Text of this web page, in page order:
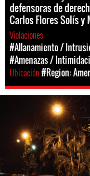
defensoras de
Carlos Flores Solís y
Violaciones
#Allanamiento /
#Amenazas /
Ubicación#Region:
#Honduras-
general-
context.jpg